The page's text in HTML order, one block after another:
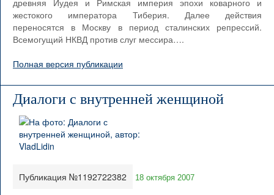
древняя Иудея и Римская империя эпохи коварного и
жестокого императора Тиберия. Далее действия
переносятся в Москву в период сталинских репрессий.
Всемогущий НКВД против слуг мессира….
Полная версия публикации
Диалоги с внутренней женщиной
Публикация №1192722382 18 октября 2007